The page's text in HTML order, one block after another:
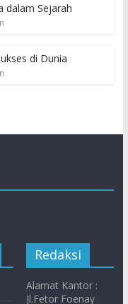
dalam Sejarah
di Dunia
Redaksi
Alamat Kantor :
Jl.Fetor Foenay